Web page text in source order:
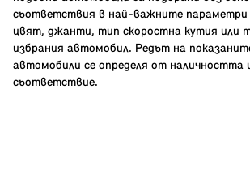
съответствия в най-важните параметри
цвят, джанти, тип скоростна кутия или
избрания автомобил. Редът на
автомобили се определя от наличността
съответствие.